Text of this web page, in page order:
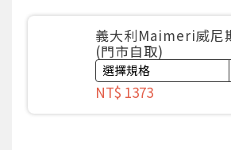
義大利Maimeri威尼
(門市自取)
NT$ 1373